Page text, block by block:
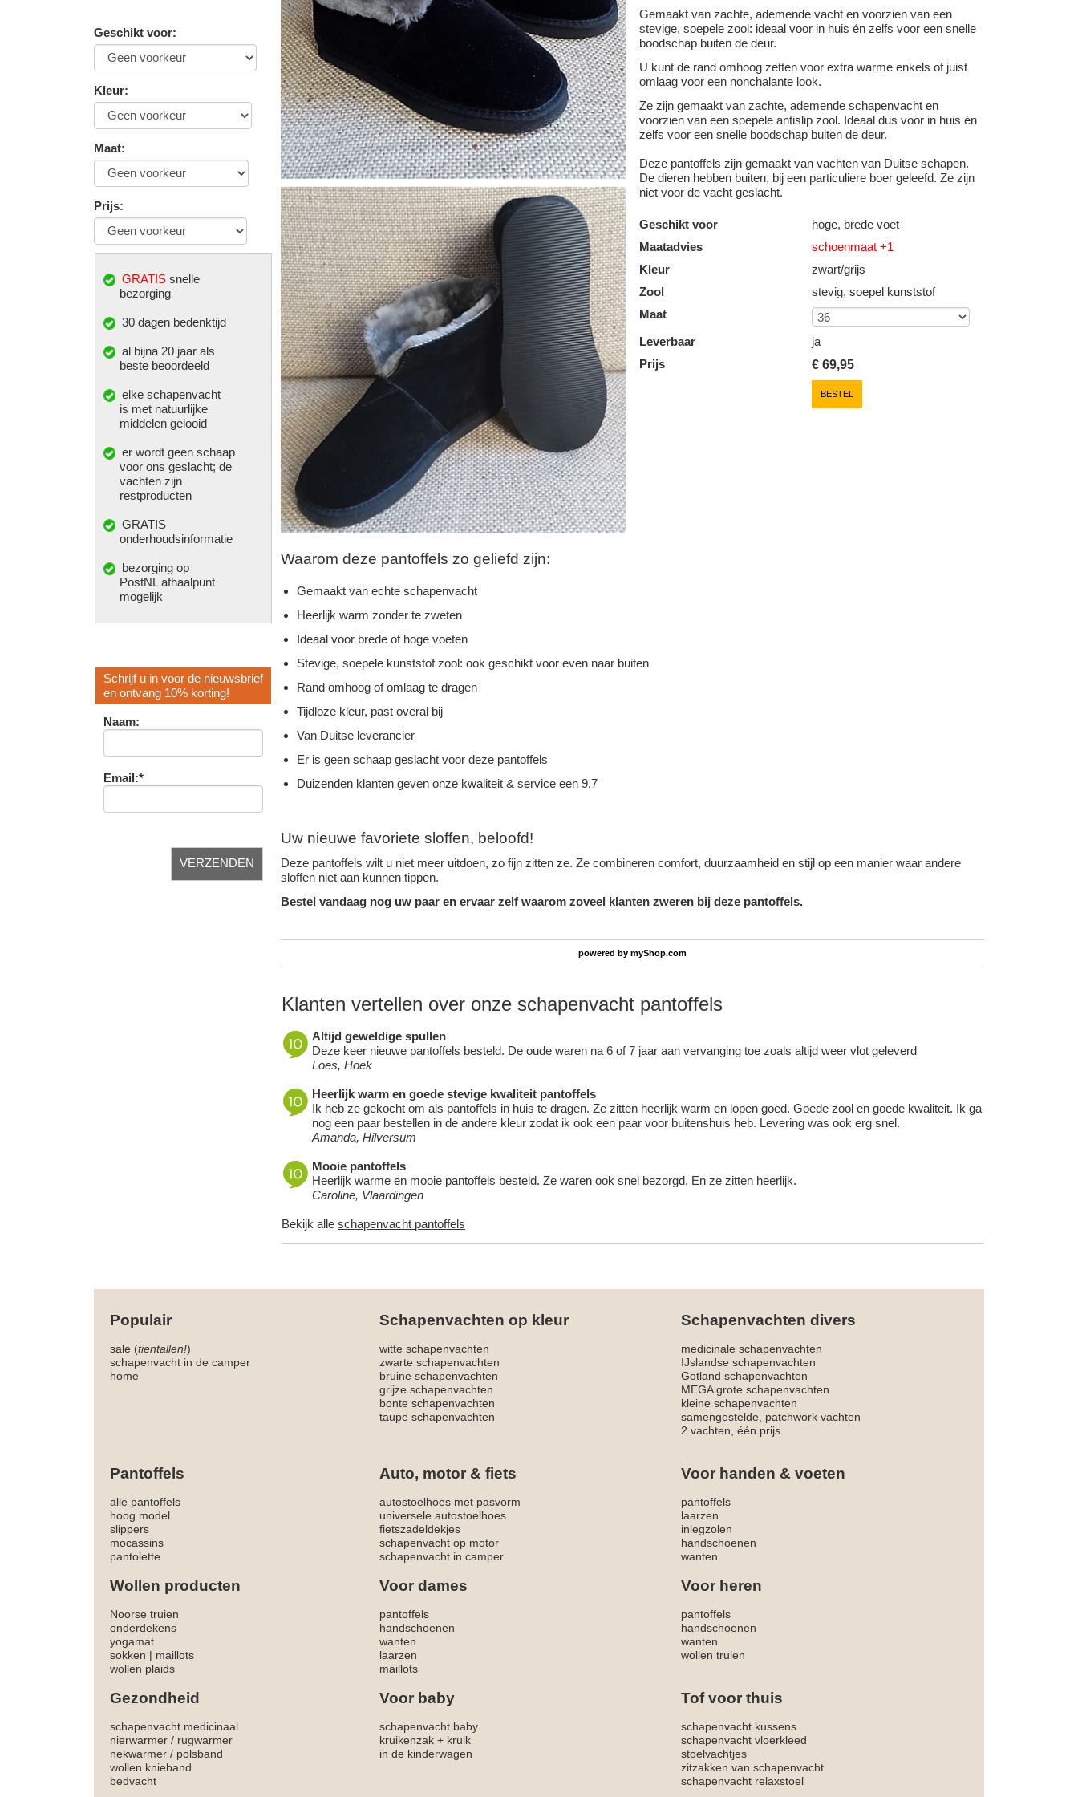
Geschikt voor:
Kleur:
Maat:
Prijs:
GRATIS snelle
bezorging
30 dagen bedenktijd
al bijna 20 jaar als
beste beoordeeld
elke schapenvacht
is met natuurlijke
middelen gelooid
er wordt geen schaap
voor ons geslacht; de
vachten zijn
restproducten
GRATIS
onderhoudsinformatie
bezorging op
PostNL afhaalpunt
mogelijk
Schrijf u in voor de nieuwsbrief
en ontvang 10% korting!
Naam:
Email:*
Gemaakt van zachte, ademende vacht en voorzien van een
stevige, soepele zool: ideaal voor in huis én zelfs voor een snelle
boodschap buiten de deur.
U kunt de rand omhoog zetten voor extra warme enkels of juist
omlaag voor een nonchalante look.
Ze zijn gemaakt van zachte, ademende schapenvacht en
voorzien van een soepele antislip zool. Ideaal dus voor in huis én
zelfs voor een snelle boodschap buiten de deur.
Deze pantoffels zijn gemaakt van vachten van Duitse schapen.
De dieren hebben buiten, bij een particuliere boer geleefd. Ze zijn
niet voor de vacht geslacht.
Geschikt voor
hoge, brede voet
Maatadvies
schoenmaat +1
Kleur
zwart/grijs
Zool
stevig, soepel kunststof
Maat
Leverbaar
ja
Prijs
€69,95
BESTEL
Waarom deze pantoffels zo geliefd zijn:
Gemaakt van echte schapenvacht
Heerlijk warm zonder te zweten
Ideaal voor brede of hoge voeten
Stevige, soepele kunststof zool: ook geschikt voor even naar buiten
Rand omhoog of omlaag te dragen
Tijdloze kleur, past overal bij
Van Duitse leverancier
Er is geen schaap geslacht voor deze pantoffels
Duizenden klanten geven onze kwaliteit & service een 9,7
Uw nieuwe favoriete sloffen, beloofd!
Deze pantoffels wilt u niet meer uitdoen, zo fijn zitten ze. Ze combineren comfort, duurzaamheid en stijl op een manier waar andere
sloffen niet aan kunnen tippen.
Bestel vandaag nog uw paar en ervaar zelf waarom zoveel klanten zweren bij deze pantoffels.
powered bymyShop.com
Klanten vertellen over onze schapenvacht pantoffels
Altijd geweldige spullen
Deze keer nieuwe pantoffels besteld. De oude waren na 6 of 7 jaar aan vervanging toe zoals altijd weer vlot geleverd
Loes, Hoek
Heerlijk warm en goede stevige kwaliteit pantoffels
Ik heb ze gekocht om als pantoffels in huis te dragen. Ze zitten heerlijk warm en lopen goed. Goede zool en goede kwaliteit. Ik ga
nog een paar bestellen in de andere kleur zodat ik ook een paar voor buitenshuis heb. Levering was ook erg snel.
Amanda, Hilversum
Mooie pantoffels
Heerlijk warme en mooie pantoffels besteld. Ze waren ook snel bezorgd. En ze zitten heerlijk.
Caroline, Vlaardingen
Bekijk alleschapenvacht pantoffels
Populair Schapenvachten op kleur Schapenvachten divers
sale (tientallen!) witte schapenvachten
medicinale schapenvachten
schapenvacht in de camper
zwarte schapenvachten
IJslandse schapenvachten
home
bruine schapenvachten
Gotland schapenvachten
grijze schapenvachten
MEGA grote schapenvachten
bonte schapenvachten
kleine schapenvachten
taupe schapenvachten
samengestelde, patchwork vachten
2 vachten, één prijs
Pantoffels Auto, motor & fiets Voor handen & voeten
alle pantoffels autostoelhoes met pasvorm
pantoffels
hoog model
universele autostoelhoes
laarzen
slippers
fietszadeldekjes
inlegzolen
mocassins
schapenvacht op motor
handschoenen
pantolette
schapenvacht in camper wanten
Wollen producten Voor dames Voor heren
Noorse truien pantoffels
pantoffels
onderdekens
handschoenen
handschoenen
yogamat
wanten
wanten
sokken | maillots laarzen
wollen truien
wollen plaids
maillots
Gezondheid Voor baby Tof voor thuis
schapenvacht medicinaal schapenvacht baby
schapenvacht kussens
nierwarmer / rugwarmer kruikenzak + kruik
schapenvacht vloerkleed
nekwarmer / polsband in de kinderwagen
stoelvachtjes
wollen knieband
zitzakken van schapenvacht
bedvacht
schapenvacht relaxstoel